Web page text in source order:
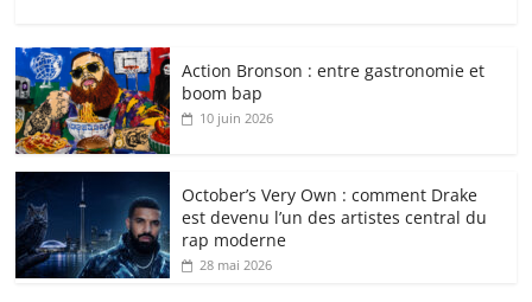
Action Bronson : entre gastronomie et
boom bap
10 juin 2026
October’s Very Own : comment Drake
est devenu l’un des artistes central du
rap moderne
28 mai 2026